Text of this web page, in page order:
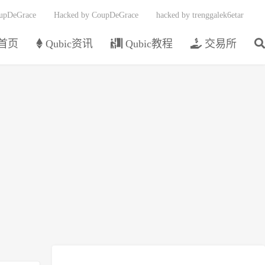
页 Qubic资讯 Qubic教程 交易所
Hacked by CoupDeGrace hacked by trenggalek6etar